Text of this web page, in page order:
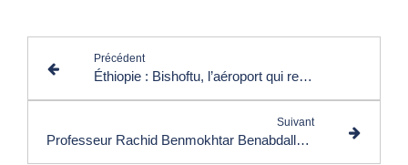
Précédent
Éthiopie : Bishoftu, l’aéroport qui redessine l’avenir du transport aérien africain
Suivant
Professeur Rachid Benmokhtar Benabdallah : « le Pré-Sommet de Fès tracera une feuille de route éducative pour une intelligence artificielle inclusive »